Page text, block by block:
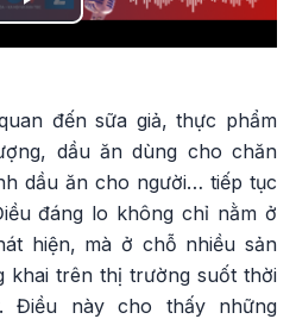
Play
đến sữa giả, thực phẩm
dầu ăn dùng cho chăn
dầu ăn cho người… tiếp tục
đáng lo không chỉ nằm ở
hiện, mà ở chỗ nhiều sản
khai trên thị trường suốt thời
Điều này cho thấy những